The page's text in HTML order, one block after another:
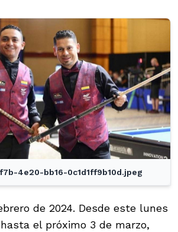
4e20-bb16-0c1d1ff9b10d.jpeg
de 2024. Desde este lunes
el próximo 3 de marzo,